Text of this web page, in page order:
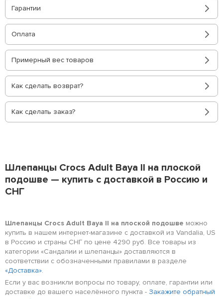
Гарантии
Оплата
Примерный вес товаров
Как сделать возврат?
Как сделать заказ?
Шлепанцы Crocs Adult Baya II на плоской
подошве — купить с доставкой в Россию и
СНГ
Шлепанцы Crocs Adult Baya II на плоской подошве можно
купить в нашем интернет-магазине с доставкой из Vandalia, US
в Россию и страны СНГ по цене 4290 руб. Все товары из
категории «Сандалии и шлепанцы» доставляются в
соответствии с обозначенными правилами в разделе
«Доставка».
Если у вас возникли вопросы по товару, оплате, гарантии или
доставке до вашего населённого пункта - Закажите обратный